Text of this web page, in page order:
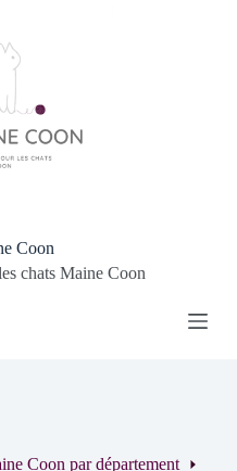
Coon
chats Maine Coon
Coon par département